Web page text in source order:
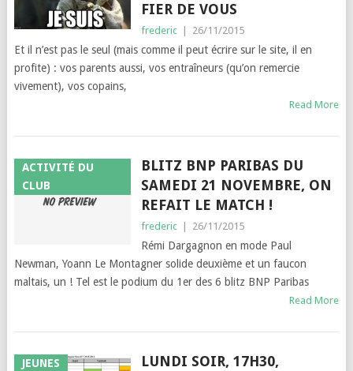
FIER DE VOUS
frederic 26/11/2015
Et il n’est pas le seul (mais comme il peut écrire sur le site, il en
profite) : vos parents aussi, vos entraîneurs (qu’on remercie
vivement), vos copains,
Read More
ACTIVITÉ DU
CLUB
BLITZ BNP PARIBAS DU
SAMEDI 21 NOVEMBRE, ON
REFAIT LE MATCH !
frederic 26/11/2015
Rémi Dargagnon en mode Paul
Newman, Yoann Le Montagner solide deuxième et un faucon
maltais, un ! Tel est le podium du 1er des 6 blitz BNP Paribas
Read More
JEUNES
LUNDI SOIR, 17H30,